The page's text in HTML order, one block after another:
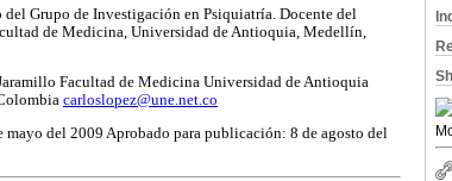
Grupo de Investigación en Psiquiatría. Docente del
de Medicina, Universidad de Antioquia, Medellín,
Facultad de Medicina Universidad de Antioquia
carloslopez@une.net.co
del 2009 Aprobado para publicación: 8 de agosto del